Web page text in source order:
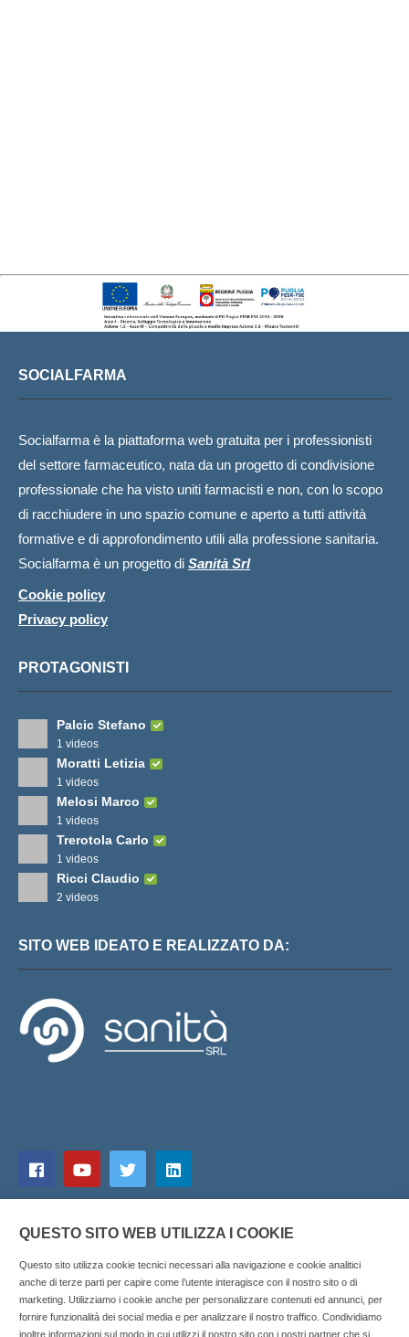
SOCIALFARMA
Socialfarma è la piattaforma web gratuita per i professionisti
del settore farmaceutico, nata da un progetto di condivisione
professionale che ha visto uniti farmacisti e non, con lo scopo
di racchiudere in uno spazio comune e aperto a tutti attività
formative e di approfondimento utili alla professione sanitaria.
Socialfarma è un progetto di Sanità Srl
Cookie policy
Privacy policy
PROTAGONISTI
Palcic Stefano
1 videos
Moratti Letizia
1 videos
Melosi Marco
1 videos
Trerotola Carlo
1 videos
Ricci Claudio
2 videos
SITO WEB IDEATO E REALIZZATO DA:
QUESTO SITO WEB UTILIZZA I COOKIE
Questo sito utilizza cookie tecnici necessari alla navigazione e cookie analitici
anche di terze parti per capire come l’utente interagisce con il nostro sito o di
marketing. Utilizziamo i cookie anche per personalizzare contenuti ed annunci, per
fornire funzionalità dei social media e per analizzare il nostro traffico. Condividiamo
inoltre informazioni sul modo in cui utilizzi il nostro sito con i nostri partner che si